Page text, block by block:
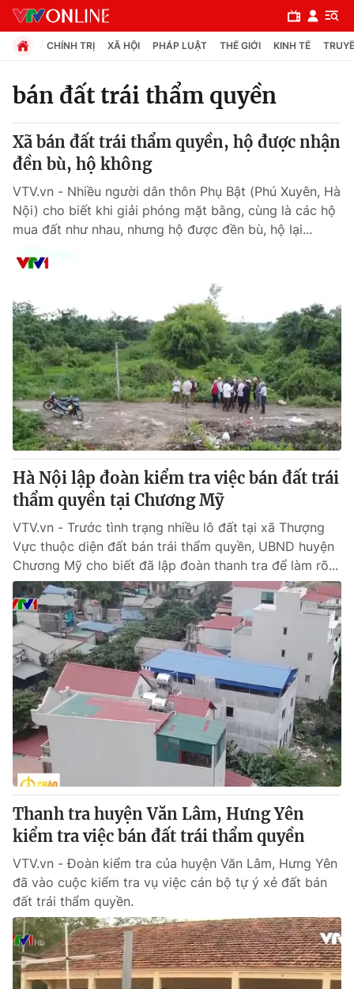
Chuyên mục
Chính trị
Xã hội
Thế giới
Tin tức
Thế giới đó đây
Câu chuyện quốc tế
Kinh tế
Tài chính
Thị trường
Góc doanh nghiệp
Dữ liệu và đời sống
Truyền hình
Phim VTV
Hậu trường
Nhân vật
Khán giả
Giải sao mai
Giải trí
Điện ảnh
Âm nhạc
Sao
Đời sống
Du lịch
Làm đẹp
Chất lượng cuộc sống
Giáo dục
Tuyển sinh
Học trực tuyến
Công nghệ
Hitech Công nghệ tương lai
Sản phẩm
Thị trường
Tư vấn
Giao lưu trực tuyến
Lịch phát sóng
Chuyên mục khác
Emagazine Podcast
Photo Infographic
Video Shorts video
VTV Money VTV Thể thao
CHÍNH TRỊ XÃ HỘI PHÁP LUẬT THẾ GIỚI KINH TẾ
bán đất trái thẩm quyền
Xã bán đất trái thẩm quyền, hộ được nhận
đền bù, hộ không
VTV.vn - Nhiều người dân thôn Phụ Bật (Phú Xuyên, Hà
Nội) cho biết khi giải phóng mặt bằng, cùng là các hộ
mua đất như nhau, nhưng hộ được đền bù, hộ lại...
Hà Nội lập đoàn kiểm tra việc bán đất trái
thẩm quyền tại Chương Mỹ
VTV.vn - Trước tình trạng nhiều lô đất tại xã Thượng
Vực thuộc diện đất bán trái thẩm quyền, UBND huyện
Chương Mỹ cho biết đã lập đoàn thanh tra để làm rõ...
Thanh tra huyện Văn Lâm, Hưng Yên
kiểm tra việc bán đất trái thẩm quyền
VTV.vn - Đoàn kiểm tra của huyện Văn Lâm, Hưng Yên
đã vào cuộc kiểm tra vụ việc cán bộ tự ý xẻ đất bán
đất trái thẩm quyền.